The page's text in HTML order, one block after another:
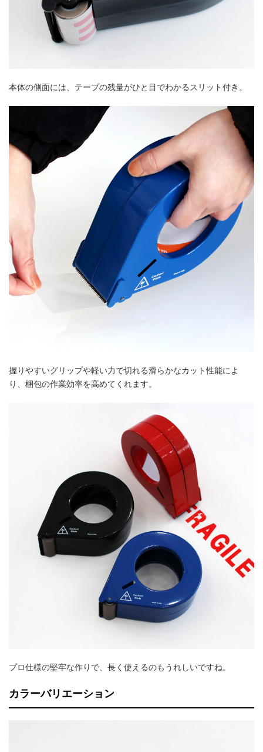
本体の側面には、テープの残量がひと目でわかるスリット付き。
握りやすいグリップや軽い力で切れる滑らかなカット性能によ
り、梱包の作業効率を高めてくれます。
プロ仕様の堅牢な作りで、長く使えるのもうれしいですね。
カラーバリエーション